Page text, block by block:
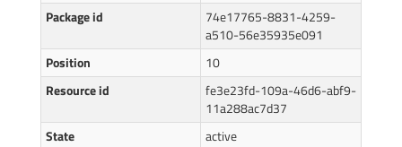
Package id
74e17765-8831-4259-
a510-56e35935e091
Position
10
Resource id
fe3e23fd-109a-46d6-abf9-
11a288ac7d37
State
active